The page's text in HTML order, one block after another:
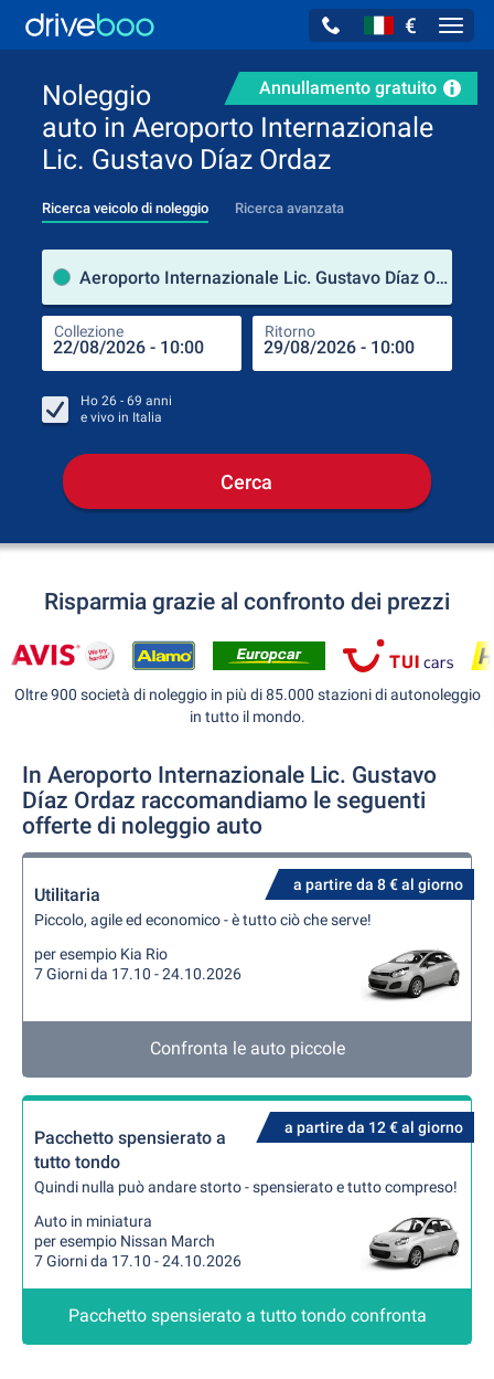
€
Annullamento gratuito
Noleggio
auto in Aeroporto Internazionale
Lic. Gustavo Díaz Ordaz
Ricerca veicolo di noleggio Ricerca avanzata
Aeroporto Internazionale Lic. Gustavo Díaz Ordaz (Jalisco / Messico)
Collezione Ritorno
Ho 26 - 69 anni
e vivo in Italia
Cerca
Risparmia grazie al confronto dei prezzi
Oltre 900 società di noleggio in più di 85.000 stazioni di autonoleggio
in tutto il mondo.
In Aeroporto Internazionale Lic. Gustavo
Díaz Ordaz raccomandiamo le seguenti
offerte di noleggio auto
a partire da 8 € al giorno
Utilitaria
Piccolo, agile ed economico - è tutto ciò che serve!
per esempio Kia Rio
7 Giorni da 17.10 - 24.10.2026
Confronta le auto piccole
a partire da 12 € al giorno
Pacchetto spensierato a
tutto tondo
Quindi nulla può andare storto - spensierato e tutto compreso!
Auto in miniatura
per esempio Nissan March
7 Giorni da 17.10 - 24.10.2026
Pacchetto spensierato a tutto tondo confronta